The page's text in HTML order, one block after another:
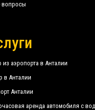
вопросы
из аэропорта в Анталии
в Анталии
Анталии
аренда автомобиля с